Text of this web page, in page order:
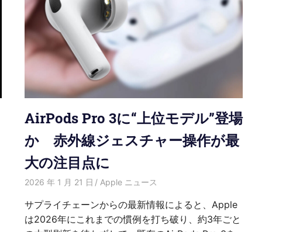
AirPods Pro 3に“上位モデル”登場
か 赤外線ジェスチャー操作が最
大の注目点に
2026 年 1 月 21 日 HongWei
Apple ニュース
サプライチェーンからの最新情報によると、Apple
は2026年にこれまでの慣例を打ち破り、約3年ごと